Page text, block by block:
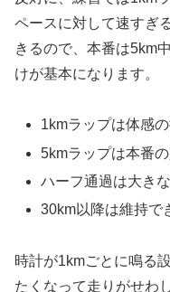
ペースに対して速すぎ
きるので、本番は5km
けが基本になります。
1kmラップは体感
5kmラップは本番の
ハーフ通過は大き
30km以降は維持で
時計が1kmごとに鳴る
たくなって走りがせわ